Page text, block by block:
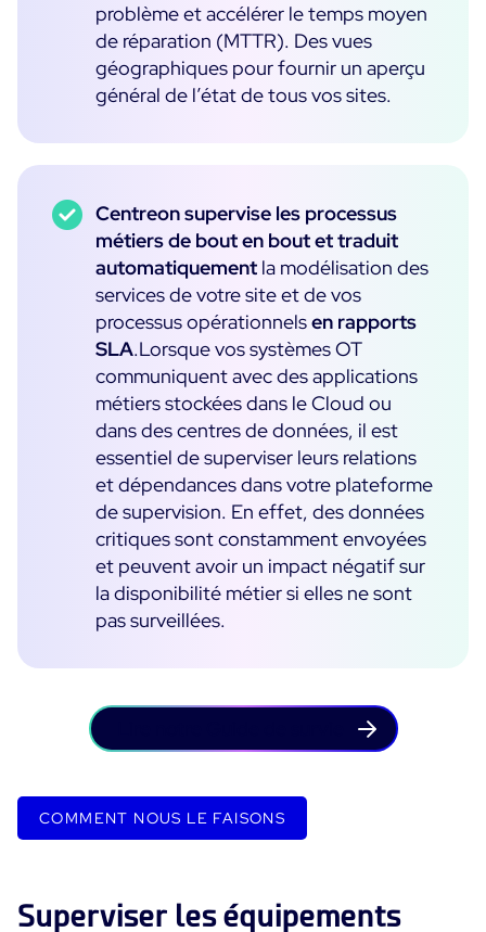
problème et accélérer le temps moyen
de réparation (MTTR). Des vues
géographiques pour fournir un aperçu
général de l’état de tous vos sites.
Centreon supervise les processus
métiers de bout en bout et traduit
automatiquement la modélisation des
services de votre site et de vos
processus opérationnelsen rapports
SLA.Lorsque vos systèmes OT
communiquent avec des applications
métiers stockées dans le Cloud ou
dans des centres de données, il est
essentiel de superviser leurs relations
et dépendances dans votre plateforme
de supervision. En effet, des données
critiques sont constamment envoyées
et peuvent avoir un impact négatif sur
la disponibilité métier si elles ne sont
pas surveillées.
COMMENT NOUS LE FAISONS
Superviser les équipements